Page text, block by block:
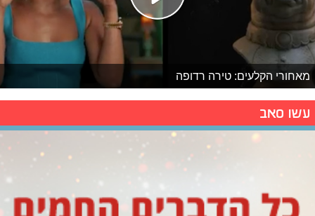
מאחורי הקלעים: טירה רדופה
עשו סאב